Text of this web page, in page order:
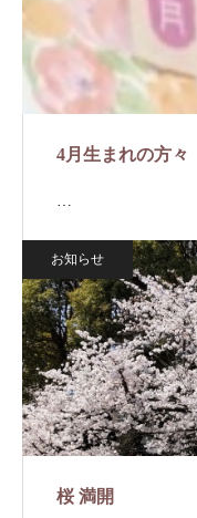
4月生まれの方々
…
お知らせ
桜 満開